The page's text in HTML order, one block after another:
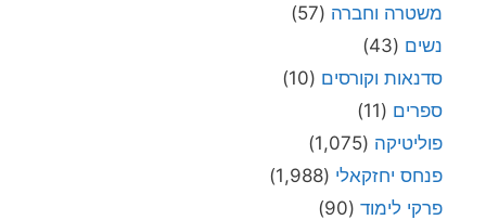
משטרה וחברה (57)
נשים (43)
סדנאות וקורסים (10)
ספרים (11)
פוליטיקה (1,075)
פנחס יחזקאלי (1,988)
פרקי לימוד (90)